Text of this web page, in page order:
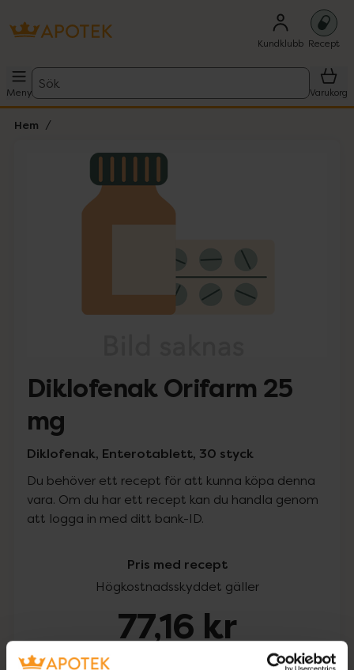
Kundklubb Recept
Meny
Sök
Varukorg
Hem
Lista: . Innehåller 1 objekt.
Diklofenak Orifarm 25
mg
Diklofenak, Enterotablett, 30 styck
Du behöver ett recept för att kunna köpa denna
vara. Om du har ett recept kan du handla genom
att logga in med ditt bank-ID.
Pris med recept
Högkostnadsskyddet gäller
77,16 kr